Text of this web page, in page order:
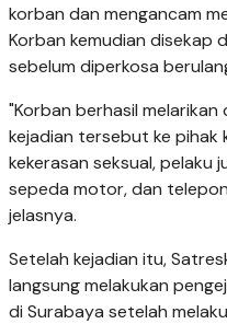
korban dan mengancam
Korban kemudian disekap
sebelum diperkosa
"Korban berhasil
kejadian tersebut ke pihak
kekerasan seksual, pelaku
sepeda motor, dan
jelasnya.
Setelah kejadian itu,
langsung melakukan
di Surabaya setelah